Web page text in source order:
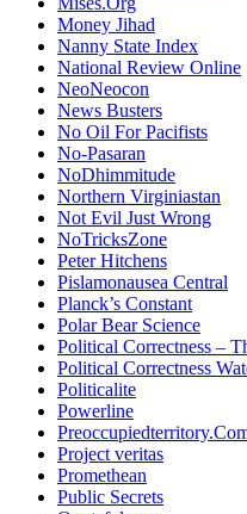
Money Jihad
Nanny State Index
National Review Online
NeoNeocon
News Busters
No Oil For Pacifists
No-Pasaran
NoDhimmitude
Northern Virginiastan
Not Evil Just Wrong
NoTricksZone
Peter Hitchens
Pislamonausea Central
Planck’s Constant
Polar Bear Science
Political Correctness –
Political Correctness
Politicalite
Powerline
Project veritas
Promethean
Public Secrets